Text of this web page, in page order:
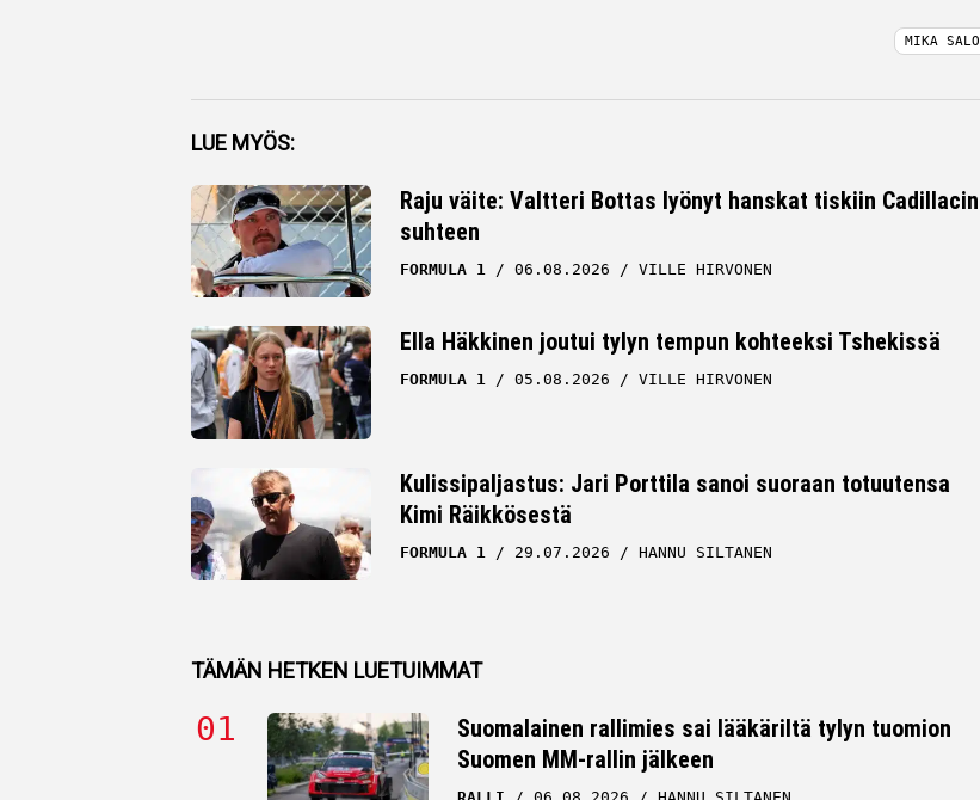
Facebook
Twitter
Whatsapp
MIKA SALO
LUE MYÖS:
Raju väite: Valtteri Bottas lyönyt hanskat tiskiin Cadillacin
suhteen
FORMULA 1 06.08.2026 VILLE HIRVONEN
Ella Häkkinen joutui tylyn tempun kohteeksi Tshekissä
FORMULA 1 05.08.2026 VILLE HIRVONEN
Kulissipaljastus: Jari Porttila sanoi suoraan totuutensa
Kimi Räikkösestä
FORMULA 1 29.07.2026 HANNU SILTANEN
TÄMÄN HETKEN LUETUIMMAT
Suomalainen rallimies sai lääkäriltä tylyn tuomion
Suomen MM-rallin jälkeen